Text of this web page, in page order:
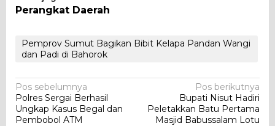
Perangkat Daerah
Pemprov Sumut Bagikan Bibit Kelapa Pandan Wangi
dan Padi di Bahorok
Navigasi
pos
Pos sebelumnya
Polres Sergai Berhasil
Ungkap Kasus Begal dan
Pembobol ATM
Pos berikutnya
Bupati Nisut Hadiri
Peletakkan Batu Pertama
Masjid Babussalam Lotu